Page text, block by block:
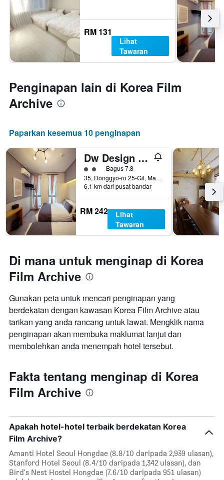
RM 131
Lihat
Tawaran
Penginapan lain di Korea Film
Archive
Paparkan kesemua 10 penginapan
Dw Design Residence
penarafan kelas 2
Bagus 7.8
35, Donggyo-ro 25-Gil, Mapo-gu, Seoul, Korea Selatan
6.1 km dari pusat bandar
RM 242
Lihat
Tawaran
Di mana untuk menginap di Korea
Film Archive
Gunakan peta untuk mencari penginapan yang
berdekatan dengan kawasan Korea Film Archive atau
tarikan yang anda rancang untuk lawat. Mengklik nama
penginapan akan membuka maklumat lanjut dan
membolehkan anda menempah hotel tersebut.
Fakta tentang menginap di Korea
Film Archive
Apakah hotel-hotel terbaik berdekatan Korea
Film Archive?
Amanti Hotel Seoul Hongdae (8.8/10 daripada 2,939 ulasan),
Stanford Hotel Seoul (8.4/10 daripada 1,342 ulasan), dan
Bird's Nest Hostel Hongdae (7.6/10 daripada 951 ulasan)